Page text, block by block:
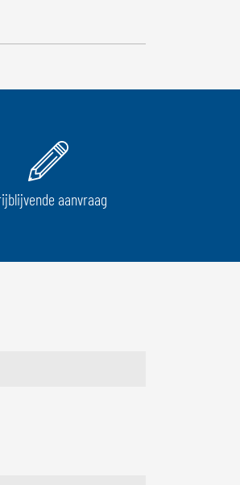
aanvraag